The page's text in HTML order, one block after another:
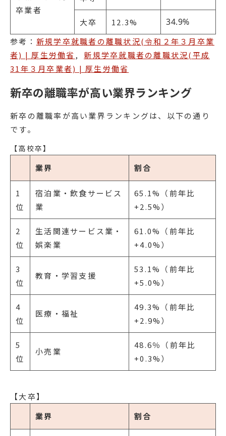
卒業者
大卒 12.3% 34.9%
参考： 新規学卒就職者の離職状況(令和２年３月卒業
者) | 厚生労働省,新規学卒就職者の離職状況(平成
31年３月卒業者) | 厚生労働省
新卒の離職率が高い業界ランキング
新卒の離職率が高い業界ランキングは、以下の通り
です。
【高校卒】
業界 割合
1
位
宿泊業・飲食サービス
業
65.1%（前年比
+2.5%）
2
位
生活関連サービス業・
娯楽業
61.0%（前年比
+4.0%）
3
位
教育・学習支援
53.1%（前年比
+5.0%）
4
位
医療・福祉
49.3%（前年比
+2.9%）
5
位
小売業
48.6％（前年比
+0.3%）
【大卒】
業界
割合